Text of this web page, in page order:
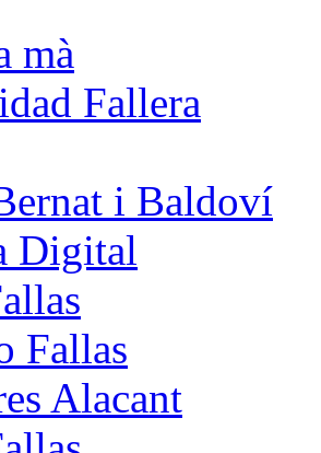
mà
Fallera
i Baldoví
Digital
Fallas
Alacant